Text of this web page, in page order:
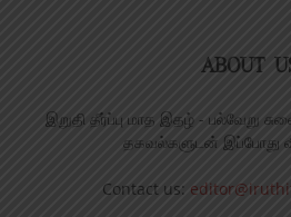
ABOUT
இறுதி தீர்ப்பு மாத இதழ் - பல்வேறு
தகவல்களுடன் இப்போது
Contact us: